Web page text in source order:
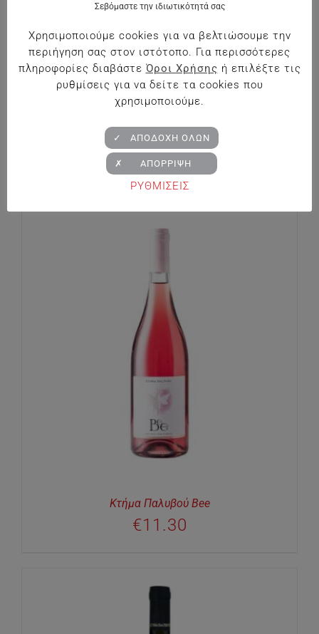
Κτήμα Παλυβού Ammos Terra Leone
€18.90
Κτήμα Παλυβού Bee
€11.30
Σεβόμαστε την ιδιωτικότητά σας
Χρησιμοποιούμε cookies για να βελτιώσουμε την
περιήγηση σας στον ιστότοπο. Για περισσότερες
πληροφορίες διαβάστε Όροι Χρήσης ή επιλέξτε τις
ρυθμίσεις για να δείτε τα cookies που
χρησιμοποιούμε.
ΡΥΘΜΙΣΕΙΣ
✓ ΑΠΟΔΟΧΗ ΟΛΩΝ
✗ ΑΠΟΡΡΙΨΗ